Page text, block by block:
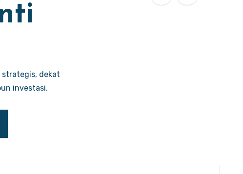
strategis, dekat
investasi.